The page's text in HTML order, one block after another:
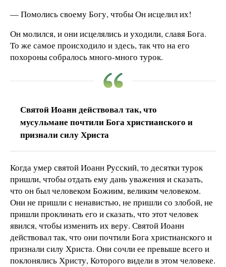
— Помолись своему Богу, чтобы Он исцелил их!
Он молился, и они исцелялись и уходили, славя Бога.
То же самое происходило и здесь, так что на его
похороны собралось много-много турок.
Святой Иоанн действовал так, что
мусульмане почтили Бога христианского и
признали силу Христа
Когда умер святой Иоанн Русский, то десятки турок
пришли, чтобы отдать ему дань уважения и сказать,
что он был человеком Божиим, великим человеком.
Они не пришли с ненавистью, не пришли со злобой, не
пришли проклинать его и сказать, что этот человек
явился, чтобы изменить их веру. Святой Иоанн
действовал так, что они почтили Бога христианского и
признали силу Христа. Они сочли ее превыше всего и
поклонялись Христу, Которого видели в этом человеке.